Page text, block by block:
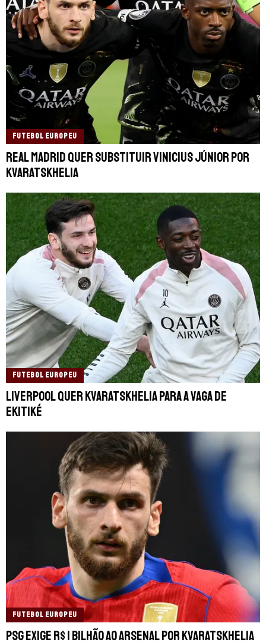
FUTEBOL EUROPEU
Real Madrid quer substituir Vinicius Júnior por
Kvaratskhelia
FUTEBOL EUROPEU
Liverpool quer Kvaratskhelia para a vaga de
Ekitiké
FUTEBOL EUROPEU
PSG exige R$ 1 bilhão ao Arsenal por Kvaratskhelia